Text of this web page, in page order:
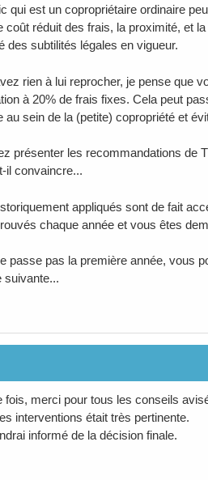
qui est un copropriétaire ordinaire
coût réduit des frais, la proximité, et
des subtilités légales en vigueur.
rien à lui reprocher, je pense que
à 20% de frais fixes. Cela peut
au sein de la (petite) copropriété et
présenter les recommandations de
il convaincre...
appliqués sont de fait
chaque année et vous êtes
passe pas la première année, vous
suivante...
fois, merci pour tous les conseils
interventions était très pertinente.
informé de la décision finale.